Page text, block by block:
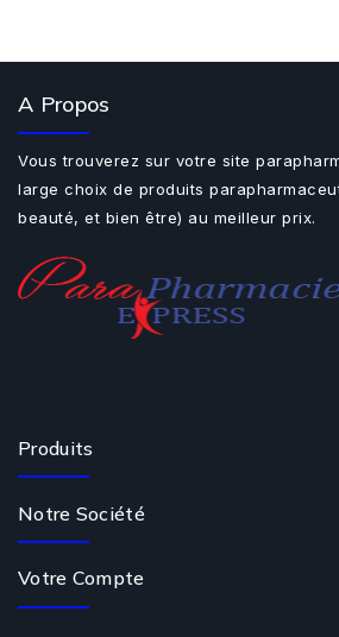
A Propos
Vous trouverez sur votre site
large choix de produits
beauté, et bien être) au meilleur prix.
Produits
Notre Société
Votre Compte